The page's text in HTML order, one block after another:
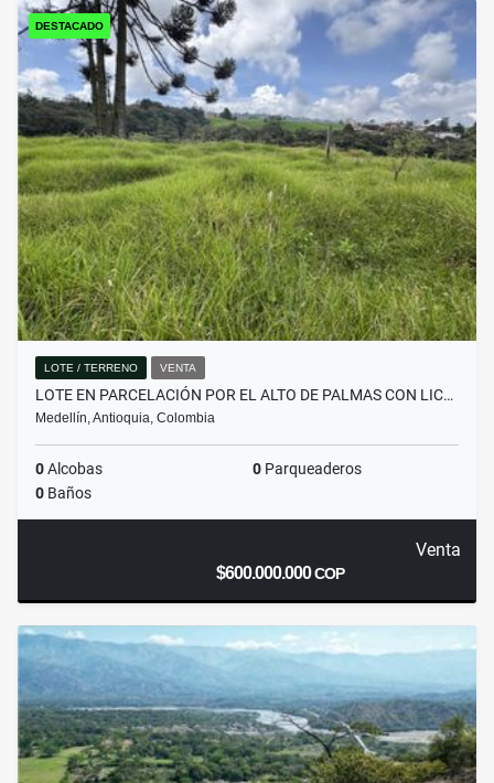
DESTACADO
LOTE / TERRENO VENTA
LOTE EN PARCELACIÓN POR EL ALTO DE PALMAS CON LIC…
Medellín, Antioquia, Colombia
0Alcobas 0 Parqueaderos
0 Baños
Venta
$600.000.000COP